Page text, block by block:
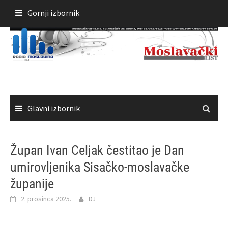
sadržaja
Gornji izbornik
Glavni izbornik
Župan Ivan Celjak čestitao je Dan
umirovljenika Sisačko-moslavačke
županije
2. prosinca 2025. DJ